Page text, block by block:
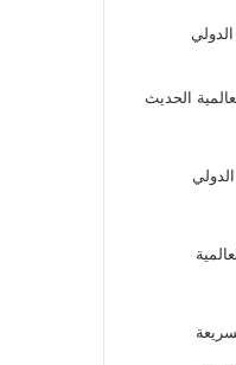
الحديث